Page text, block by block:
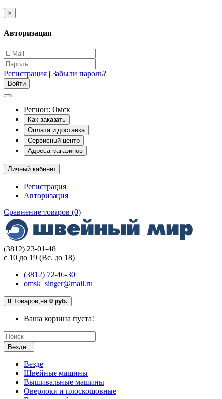
×
Авторизация
Регистрация | Забыли пароль?
Регион: Омск
Как заказать
Оплата и доставка
Сервисный центр
Адреса магазинов
Личный кабинет
Регистрация
Авторизация
Сравнение товаров (0)
(3812) 23-01-48
с 10 до 19 (Вс. до 18)
(3812) 72-46-30
omsk_singer@mail.ru
0 Tоваров,на 0 руб.
Ваша корзина пуста!
Везде
Везде
Швейные машины
Вышивальные машины
Оверлоки и плоскошовные